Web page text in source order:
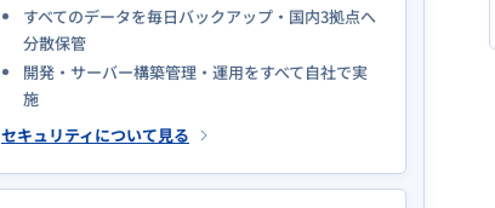
すべてのデータを毎日バックアップ・国内3拠点へ
分散保管
開発・サーバー構築管理・運用をすべて自社で実
施
セキュリティについて見る